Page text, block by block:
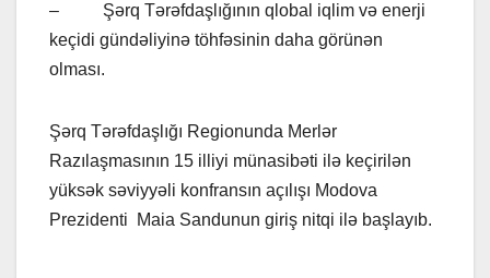
– Şərq Tərəfdaşlığının qlobal iqlim və enerji
keçidi gündəliyinə töhfəsinin daha görünən
olması.
Şərq Tərəfdaşlığı Regionunda Merlər
Razılaşmasının 15 illiyi münasibəti ilə keçirilən
yüksək səviyyəli konfransın açılışı Modova
Prezidenti Maia Sandunun giriş nitqi ilə başlayıb.